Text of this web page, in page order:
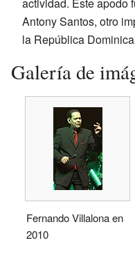
actividad. Este apodo
Antony Santos, otro
la República
Galería de
Fernando Villalona en
2010